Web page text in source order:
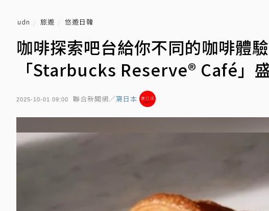
udn 旅遊 悠遊日韓
咖啡探索吧台給你不同的咖啡體
「Starbucks Reserve® Café」
2025-10-01 09:00 聯合新聞網／窩日本